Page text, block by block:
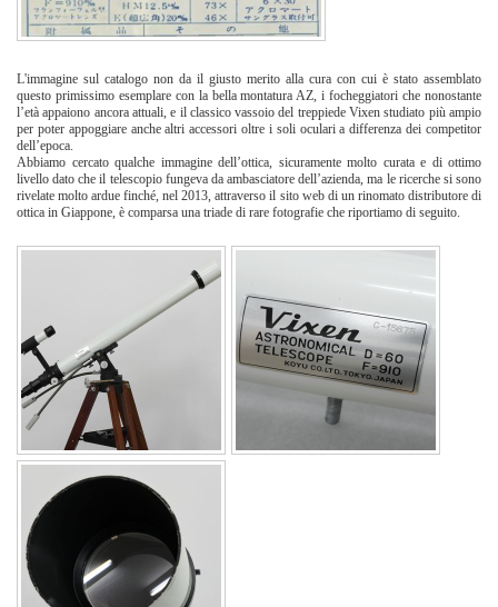
L'immagine sul catalogo non da il giusto merito alla cura con cui è stato assemblato
questo primissimo esemplare con la bella montatura AZ, i focheggiatori che nonostante
l’età appaiono ancora attuali, e il classico vassoio del treppiede Vixen studiato più ampio
per poter appoggiare anche altri accessori oltre i soli oculari a differenza dei competitor
dell’epoca.
Abbiamo cercato qualche immagine dell’ottica, sicuramente molto curata e di ottimo
livello dato che il telescopio fungeva da ambasciatore dell’azienda, ma le ricerche si sono
rivelate molto ardue finché, nel 2013, attraverso il sito web di un rinomato distributore di
ottica in Giappone, è comparsa una triade di rare fotografie che riportiamo di seguito.